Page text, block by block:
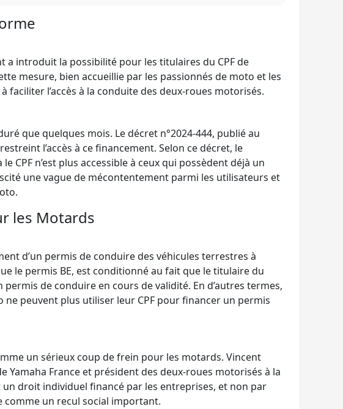
a introduit la possibilité pour les titulaires du CPF de
mesure, bien accueillie par les passionnés de moto et les
faciliter l’accès à la conduite des deux-roues motorisés.
que quelques mois. Le décret n°2024-444, publié au
l’accès à ce financement. Selon ce décret, le
CPF n’est plus accessible à ceux qui possèdent déjà un
une vague de mécontentement parmi les utilisateurs et
les Motards
d’un permis de conduire des véhicules terrestres à
le permis BE, est conditionné au fait que le titulaire du
permis de conduire en cours de validité. En d’autres termes,
ne peuvent plus utiliser leur CPF pour financer un permis
un sérieux coup de frein pour les motards. Vincent
Yamaha France et président des deux-roues motorisés à la
un droit individuel financé par les entreprises, et non par
comme un recul social important.